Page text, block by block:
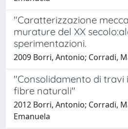
"Caratterizzazione
murature del XX
sperimentazioni.
2009 Borri, Antonio; Corradi,
"Consolidamento di travi
fibre naturali"
2012 Borri, Antonio; Corradi,
Emanuela